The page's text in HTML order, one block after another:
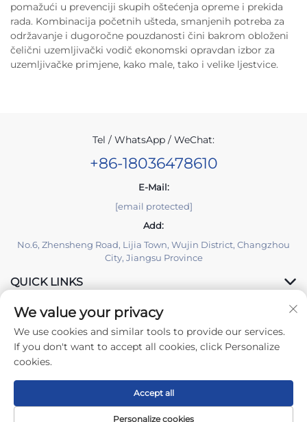
pomažući u prevenciji skupih oštećenja opreme i prekida
rada. Kombinacija početnih ušteda, smanjenih potreba za
održavanje i dugoročne pouzdanosti čini bakrom obloženi
čelični uzemljivački vodič ekonomski opravdan izbor za
uzemljivačke primjene, kako male, tako i velike ljestvice.
Tel / WhatsApp / WeChat:
+86-18036478610
E-Mail:
[email protected]
Add:
No.6, Zhensheng Road, Lijia Town, Wujin District, Changzhou
City, Jiangsu Province
QUICK LINKS
PRODUCTS
Autorska prava © 2025 Changzhou Yuzisenhan Electronic Co.,
Ltd. Sva prava pridržana -Privacy policy
We value your privacy
We use cookies and similar tools to provide our services.
If you don't want to accept all cookies, click Personalize
cookies.
Personalize cookies
Accept all